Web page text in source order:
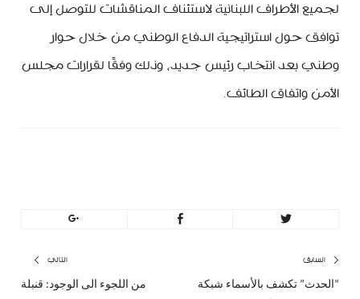
لجميع الأطراف اللبنانية لاستئناف المناقشات للتوصل إلى
توافق حول استراتيجية الدفاع الوطني من خلال حوار
وطني بعد انتخاب رئيس جديد، وذلك وفقًا لقرارات مجلس
الأمن واتفاق الطائف.
تصفّح
المقالات
السابق
المقال
“الحدث” تكشف بالأسماء شبكة
التالي
من اللجوء الى الوجود: قنبلة